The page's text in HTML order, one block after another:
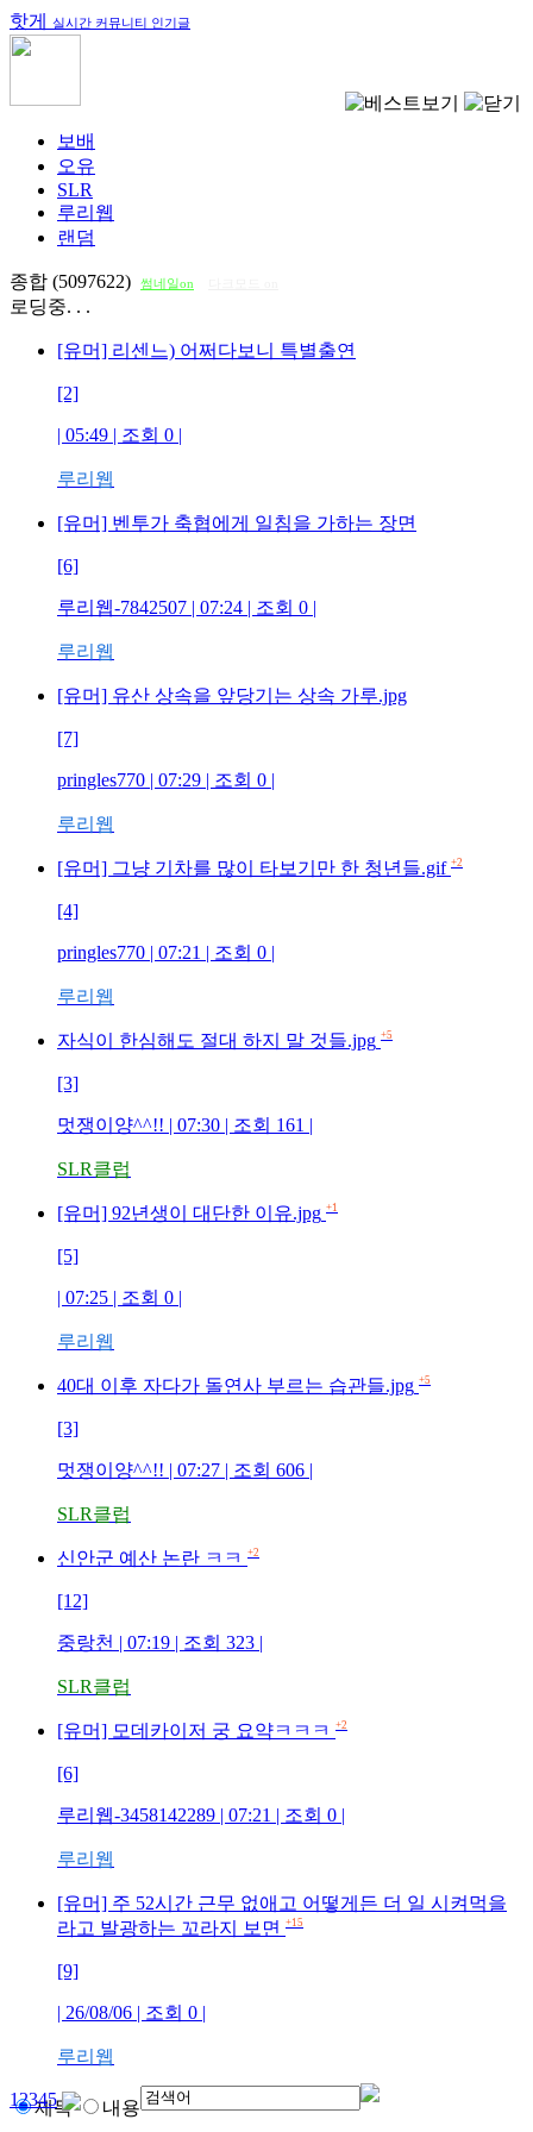
핫게 실시간 커뮤니티 인기글
보배
오유
SLR
루리웹
랜덤
종합 (5097622) 썸네일on
로딩중. . .
[유머] 리센느) 어쩌다보니 특별출연
[2]
| 05:49 | 조회 0 |
루리웹
[유머] 벤투가 축협에게 일침을 가하는 장면
[6]
루리웹-7842507 | 07:24 | 조회 0 |
루리웹
[유머] 유산 상속을 앞당기는 상속 가루.jpg
[7]
pringles770 | 07:29 | 조회 0 |
루리웹
[유머] 그냥 기차를 많이 타보기만 한 청년들.gif +2
[4]
pringles770 | 07:21 | 조회 0 |
루리웹
자식이 한심해도 절대 하지 말 것들.jpg +5
[3]
멋쟁이양^^!! | 07:30 | 조회 161 |
SLR클럽
[유머] 92년생이 대단한 이유.jpg +1
[5]
| 07:25 | 조회 0 |
루리웹
40대 이후 자다가 돌연사 부르는 습관들.jpg +5
[3]
멋쟁이양^^!! | 07:27 | 조회 606 |
SLR클럽
신안군 예산 논란 ㅋㅋ +2
[12]
중랑천 | 07:19 | 조회 323 |
SLR클럽
[유머] 모데카이저 궁 요약ㅋㅋㅋ +2
[6]
루리웹-3458142289 | 07:21 | 조회 0 |
루리웹
[유머] 주 52시간 근무 없애고 어떻게든 더 일 시켜먹을
라고 발광하는 꼬라지 보면
+15
[9]
| 26/08/06 | 조회 0 |
루리웹
12345
제목 내용